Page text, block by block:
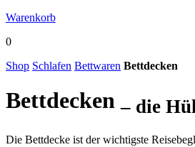
Warenkorb
0
Shop Schlafen Bettwaren Bettdecken
Bettdecken – die
Die Bettdecke ist der wichtigste